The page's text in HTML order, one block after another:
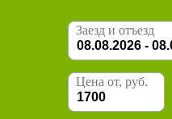
Заезд и отъезд
Цена от, руб.